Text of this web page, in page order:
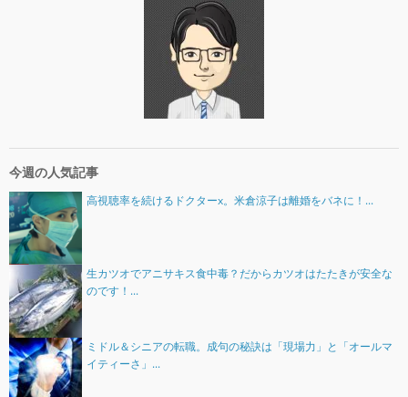
今週の人気記事
高視聴率を続けるドクターx。米倉涼子は離婚をバネに！...
生カツオでアニサキス食中毒？だからカツオはたたきが安全な
のです！...
ミドル＆シニアの転職。成句の秘訣は「現場力」と「オールマ
イティーさ」...